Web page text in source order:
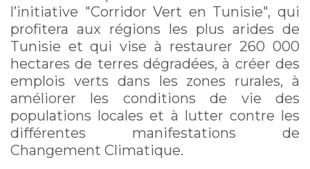
l’initiative "Corridor Vert en Tunisie", qui
profitera aux régions les plus arides de
Tunisie et qui vise à restaurer 260 000
hectares de terres dégradées, à créer des
emplois verts dans les zones rurales, à
améliorer les conditions de vie des
populations locales et à lutter contre les
différentes manifestations de
Changement Climatique.